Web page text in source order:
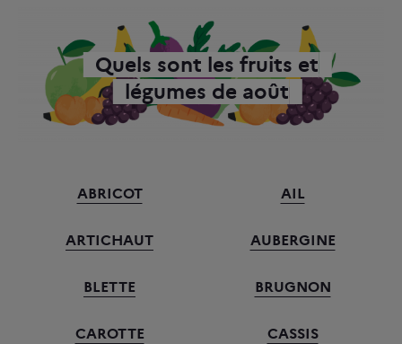
Quels sont les fruits et
légumes de août
ABRICOT AIL
ARTICHAUT AUBERGINE
BLETTE BRUGNON
CAROTTE CASSIS